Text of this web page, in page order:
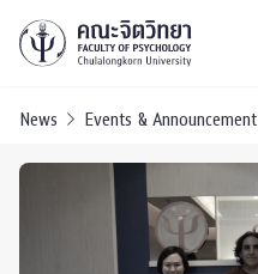
News Events & Announcement